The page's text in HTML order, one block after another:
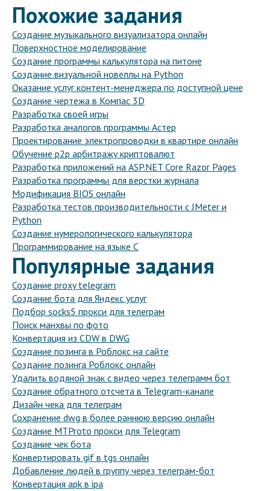
Похожие задания
Создание музыкального визуализатора онлайн
Поверхностное моделирование
Создание программы калькулятора на питоне
Создание визуальной новеллы на Python
Оказание услуг контент-менеджера по доступной цене
Создание чертежа в Компас 3D
Разработка своей игры
Разработка аналогов программы Астер
Проектирование электропроводки в квартире онлайн
Обучение p2p арбитражу криптовалют
Разработка приложений на ASP.NET Core Razor Pages
Разработка программы для верстки журнала
Модификация BIOS онлайн
Разработка тестов производительности с JMeter и
Python
Создание нумерологического калькулятора
Программирование на языке С
Популярные задания
Создание proxy telegram
Создание бота для Яндекс услуг
Подбор socks5 прокси для телеграм
Поиск манхвы по фото
Конвертация из CDW в DWG
Создание позинга в Роблокс на сайте
Создание позинга Роблокс онлайн
Удалить водяной знак с видео через телеграмм бот
Создание обратного отсчета в Telegram-канале
Дизайн чека для телеграм
Сохранение dwg в более раннюю версию онлайн
Создание MTProto прокси для Telegram
Создание чек бота
Конвертировать gif в tgs онлайн
Добавление людей в группу через телеграм-бот
Конвертация apk в ipa